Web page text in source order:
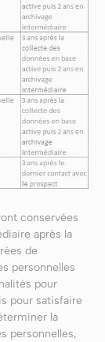
conservées
après la
de
personnelles
pour
pour satisfaire
la
personnelles,